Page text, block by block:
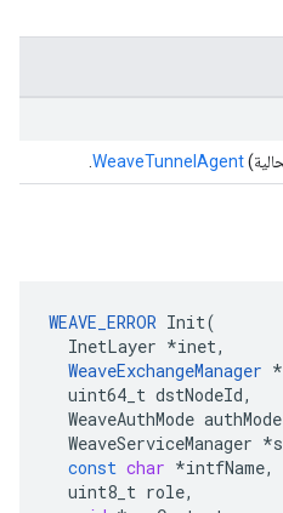
WeaveTunnelAgent
WEAVE_ERROR Init(
InetLayer *inet,
WeaveExchangeManager *
uint64_t dstNodeId,
WeaveAuthMode authMode
WeaveServiceManager *
const char *intfName,
uint8_t role,